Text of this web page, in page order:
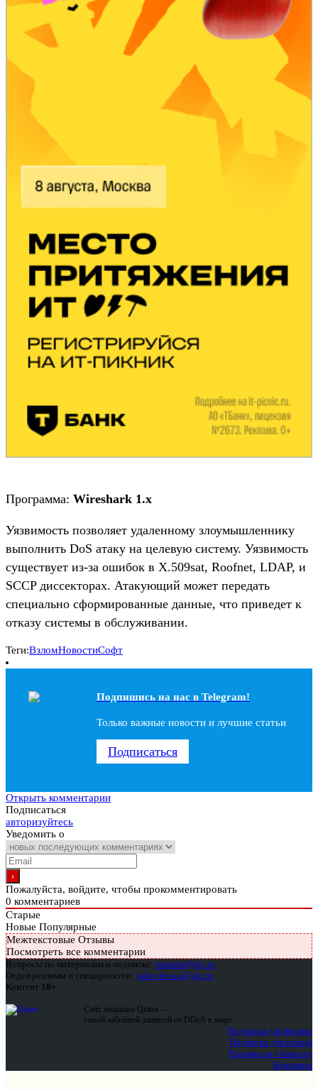
Программа: Wireshark 1.x
Уязвимость позволяет удаленному злоумышленнику
выполнить DoS атаку на целевую систему. Уязвимость
существует из-за ошибок в X.509sat, Roofnet, LDAP, и
SCCP диссекторах. Атакующий может передать
специально сформированные данные, что приведет к
отказу системы в обслуживании.
Теги:ВзломНовостиСофт
Подпишись на наc в Telegram!
Только важные новости и лучшие статьи
Подписаться
Открыть комментарии
Подписаться
авторизуйтесь
Уведомить о
Пожалуйста, войдите, чтобы прокомментировать
0 комментариев
Старые
Новые Популярные
Межтекстовые Отзывы
Посмотреть все комментарии
Вопросы по материалам и подписке: support@glc.ru
Отдел рекламы и спецпроектов: yakovleva.a@glc.ru
Контент 18+
Сайт защищен Qrator —
самой забойной защитой от DDoS в мире
Подписка для физлиц
Подписка для юрлиц
Реклама на «Хакере»
Контакты